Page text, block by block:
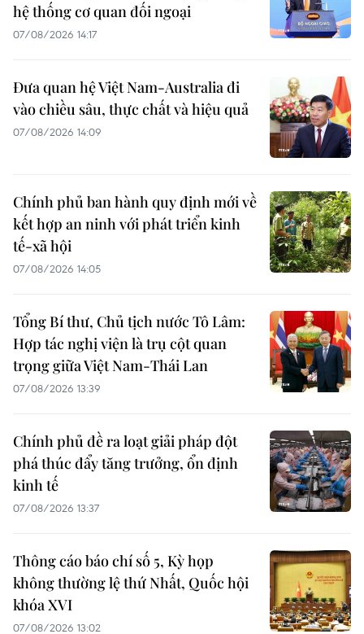
hệ thống cơ quan đối ngoại
07/08/2026 14:17
Đưa quan hệ Việt Nam-Australia đi
vào chiều sâu, thực chất và hiệu quả
07/08/2026 14:09
Chính phủ ban hành quy định mới về
kết hợp an ninh với phát triển kinh
tế-xã hội
07/08/2026 14:05
Tổng Bí thư, Chủ tịch nước Tô Lâm:
Hợp tác nghị viện là trụ cột quan
trọng giữa Việt Nam-Thái Lan
07/08/2026 13:39
Chính phủ đề ra loạt giải pháp đột
phá thúc đẩy tăng trưởng, ổn định
kinh tế
07/08/2026 13:37
Thông cáo báo chí số 5, Kỳ họp
không thường lệ thứ Nhất, Quốc hội
khóa XVI
07/08/2026 13:02